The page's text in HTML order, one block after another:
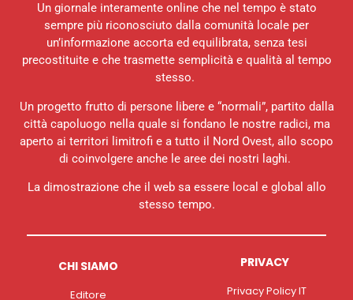
Un giornale interamente online che nel tempo è stato
sempre più riconosciuto dalla comunità locale per
un’informazione accorta ed equilibrata, senza tesi
precostituite e che trasmette semplicità e qualità al tempo
stesso.
Un progetto frutto di persone libere e “normali”, partito dalla
città capoluogo nella quale si fondano le nostre radici, ma
aperto ai territori limitrofi e a tutto il Nord Ovest, allo scopo
di coinvolgere anche le aree dei nostri laghi.
La dimostrazione che il web sa essere local e global allo
stesso tempo.
CHI SIAMO
Editore
PRIVACY
Privacy Policy IT